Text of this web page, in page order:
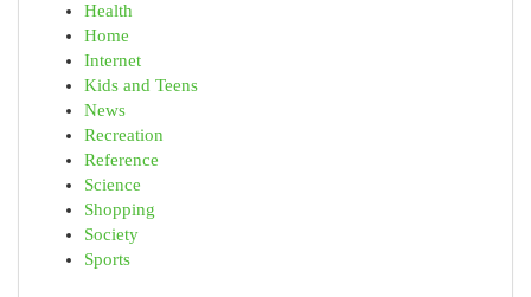
Health
Home
Internet
Kids and Teens
News
Recreation
Reference
Science
Shopping
Society
Sports